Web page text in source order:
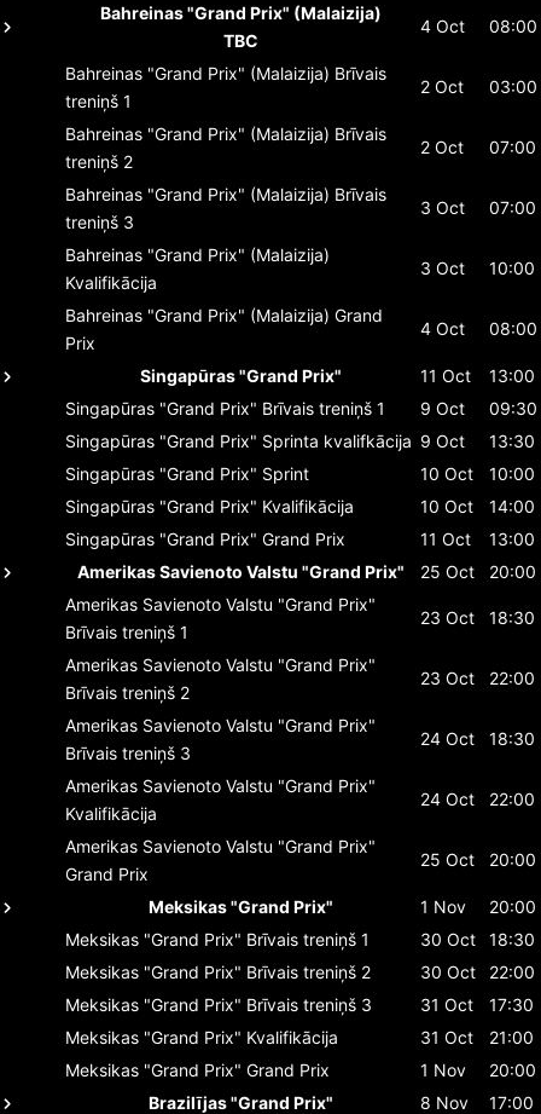
Bahreinas "Grand Prix" (Malaizija)
TBC
4 Oct 08:00
Bahreinas "Grand Prix" (Malaizija) Brīvais
treniņš 1
2 Oct 03:00
Bahreinas "Grand Prix" (Malaizija) Brīvais
treniņš 2
2 Oct 07:00
Bahreinas "Grand Prix" (Malaizija) Brīvais
treniņš 3
3 Oct 07:00
Bahreinas "Grand Prix" (Malaizija)
Kvalifikācija
3 Oct 10:00
Bahreinas "Grand Prix" (Malaizija) Grand
Prix
4 Oct 08:00
Singapūras "Grand Prix" 11 Oct
13:00
Singapūras "Grand Prix" Brīvais treniņš 1 9 Oct
09:30
Singapūras "Grand Prix" Sprinta kvalifkācija 9 Oct
13:30
Singapūras "Grand Prix" Sprint 10 Oct
10:00
Singapūras "Grand Prix" Kvalifikācija 10 Oct
14:00
Singapūras "Grand Prix" Grand Prix 11 Oct
13:00
Amerikas Savienoto Valstu "Grand Prix"
25 Oct
20:00
Amerikas Savienoto Valstu "Grand Prix"
Brīvais treniņš 1
23 Oct 18:30
Amerikas Savienoto Valstu "Grand Prix"
Brīvais treniņš 2
23 Oct 22:00
Amerikas Savienoto Valstu "Grand Prix"
Brīvais treniņš 3
24 Oct 18:30
Amerikas Savienoto Valstu "Grand Prix"
Kvalifikācija
24 Oct 22:00
Amerikas Savienoto Valstu "Grand Prix"
Grand Prix
25 Oct 20:00
Meksikas "Grand Prix" 1 Nov
20:00
Meksikas "Grand Prix" Brīvais treniņš 1 30 Oct
18:30
Meksikas "Grand Prix" Brīvais treniņš 2 30 Oct
22:00
Meksikas "Grand Prix" Brīvais treniņš 3 31 Oct
17:30
Meksikas "Grand Prix" Kvalifikācija 31 Oct
21:00
Meksikas "Grand Prix" Grand Prix 1 Nov
20:00
Brazilījas "Grand Prix"
8 Nov
17:00